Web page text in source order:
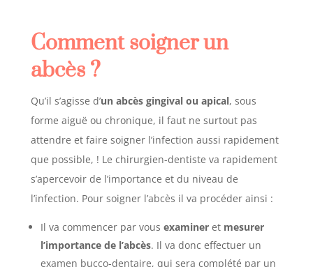
Comment soigner un
abcès ?
Qu’il s’agisse d’un abcès gingival ou apical, sous
forme aiguë ou chronique, il faut ne surtout pas
attendre et faire soigner l’infection aussi rapidement
que possible, ! Le chirurgien-dentiste va rapidement
s’apercevoir de l’importance et du niveau de
l’infection. Pour soigner l’abcès il va procéder ainsi :
Il va commencer par vous examineret mesurer
l’importance de l’abcès. Il va donc effectuer un
examen bucco-dentaire, qui sera complété par un